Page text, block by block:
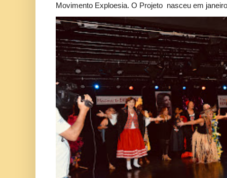
Movimento Exploesia. O Projeto nasceu em